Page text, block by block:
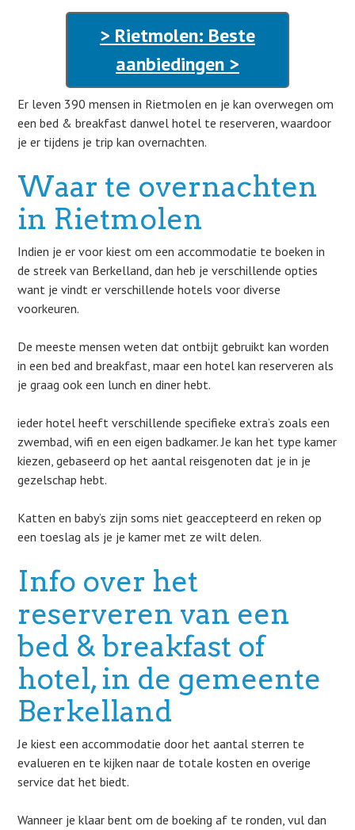
> Rietmolen: Beste
aanbiedingen >
Er leven 390 mensen in Rietmolen en je kan overwegen om
een bed & breakfast danwel hotel te reserveren, waardoor
je er tijdens je trip kan overnachten.
Waar te overnachten
in Rietmolen
Indien je er voor kiest om een accommodatie te boeken in
de streek van Berkelland, dan heb je verschillende opties
want je vindt er verschillende hotels voor diverse
voorkeuren.
De meeste mensen weten dat ontbijt gebruikt kan worden
in een bed and breakfast, maar een hotel kan reserveren als
je graag ook een lunch en diner hebt.
ieder hotel heeft verschillende specifieke extra’s zoals een
zwembad, wifi en een eigen badkamer. Je kan het type kamer
kiezen, gebaseerd op het aantal reisgenoten dat je in je
gezelschap hebt.
Katten en baby’s zijn soms niet geaccepteerd en reken op
een toeslag als je je kamer met ze wilt delen.
Info over het
reserveren van een
bed & breakfast of
hotel, in de gemeente
Berkelland
Je kiest een accommodatie door het aantal sterren te
evalueren en te kijken naar de totale kosten en overige
service dat het biedt.
Wanneer je klaar bent om de boeking af te ronden, vul dan